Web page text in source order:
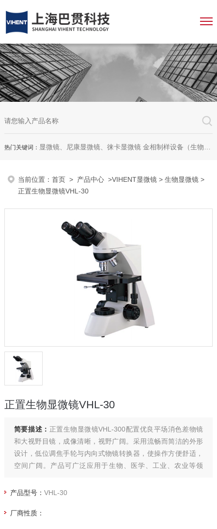
热门关键词： 显微镜、尼康显微镜、徕卡显微镜 金相制样设备（生物显微镜、金相显微镜、体视显微镜、工业显微镜、数码显微镜、荧光显微镜、显微成像系统、显微图像分析软件、显微镜配件等等
当前位置：首页 > 产品中心 >VIHENT显微镜 >生物显微镜 >
正置生物显微镜VHL-30
正置生物显微镜VHL-30
简要描述： 正置生物显微镜VHL-300配置优良平场消色差物镜
和大视野目镜，成像清晰，视野广阔。采用流畅而简洁的外形
设计，低位调焦手轮与内向式物镜转换器，使操作方便舒适，
空间广阔。产品可广泛应用于生物、医学、工业、农业等领
良的光学系统，可提供*越的光学性能； 流线的设计理念，与柔
产品型号： VHL-30
厂商性质：